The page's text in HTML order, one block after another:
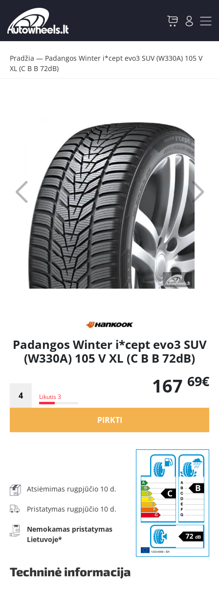
Pradžia — Padangos Winter i*cept evo3 SUV (W330A) 105 V
XL (C B B 72dB)
Padangos Winter i*cept evo3 SUV
(W330A) 105 V XL (C B B 72dB)
Likutis 3 167 69€
PIRKTI
Atsiėmimas rugpjūčio 10 d.
Pristatymas rugpjūčio 10 d.
Nemokamas pristatymas
Lietuvoje*
Techninė informacija